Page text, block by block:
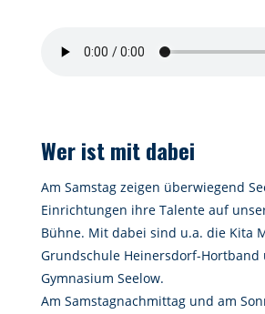
Wer ist mit dabei
Am Samstag zeigen überwiegend
Einrichtungen ihre Talente auf
Bühne. Mit dabei sind u.a. die Kita
Grundschule Heinersdorf-Hortband
Gymnasium Seelow.
Am Samstagnachmittag und am